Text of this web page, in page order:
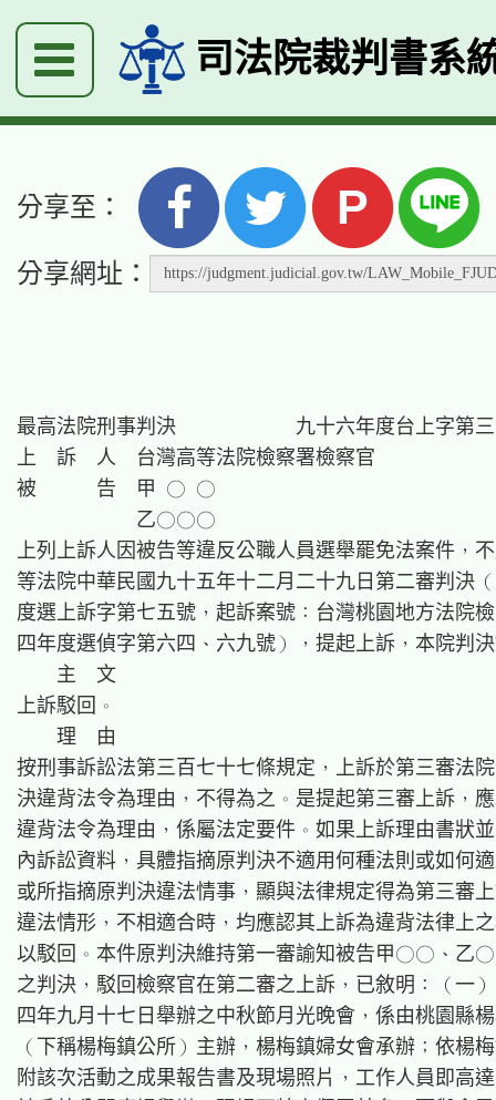
司法院裁判書系
分享至： P
分享網址：
最高法院刑事判決　　　　　　九十六年度台上字第
上　訴　人　台灣高等法院檢察署檢察官
被　　　告　甲 ○ ○
乙○○○
上列上訴人因被告等違反公職人員選舉罷免法案件，
等法院中華民國九十五年十二月二十九日第二審判決
度選上訴字第七五號，起訴案號：台灣桃園地方法院
四年度選偵字第六四、六九號），提起上訴，本院判
    主  文
上訴駁回。
    理  由
按刑事訴訟法第三百七十七條規定，上訴於第三審法
決違背法令為理由，不得為之。是提起第三審上訴，
違背法令為理由，係屬法定要件。如果上訴理由書狀
內訴訟資料，具體指摘原判決不適用何種法則或如何
或所指摘原判決違法情事，顯與法律規定得為第三審
違法情形，不相適合時，均應認其上訴為違背法律上
以駁回。本件原判決維持第一審諭知被告甲○○、
之判決，駁回檢察官在第二審之上訴，已敘明：（一
四年九月十七日舉辦之中秋節月光晚會，係由桃園縣
（下稱楊梅鎮公所）主辦，楊梅鎮婦女會承辦；依楊
附該次活動之成果報告書及現場照片，工作人員即高